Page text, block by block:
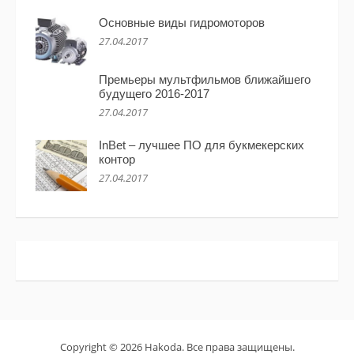
Основные виды гидромоторов
27.04.2017
Премьеры мультфильмов ближайшего
будущего 2016-2017
27.04.2017
InBet – лучшее ПО для букмекерских
контор
27.04.2017
Copyright © 2026 Hakoda. Все права защищены.